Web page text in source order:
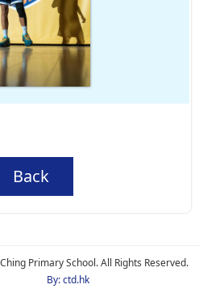
Back
Primary School. All Rights Reserved.
By: ctd.hk